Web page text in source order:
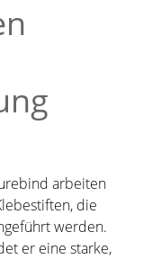
arbeiten
die
werden.
er eine starke,